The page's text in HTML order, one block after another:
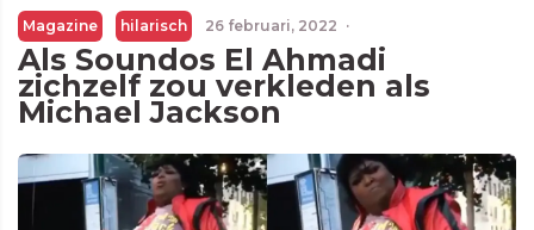
Magazine hilarisch 26 februari, 2022 ·
Als Soundos El Ahmadi
zichzelf zou verkleden als
Michael Jackson